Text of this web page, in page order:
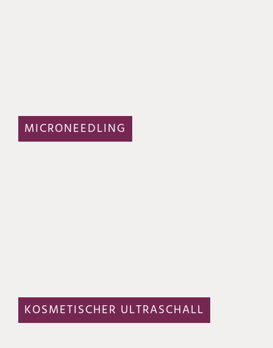
MICRONEEDLING
KOSMETISCHER ULTRASCHALL